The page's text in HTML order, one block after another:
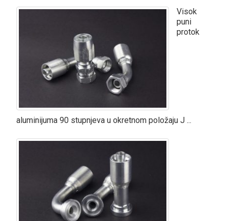
Visok
puni
protok
aluminijuma 90 stupnjeva u okretnom položaju J ...